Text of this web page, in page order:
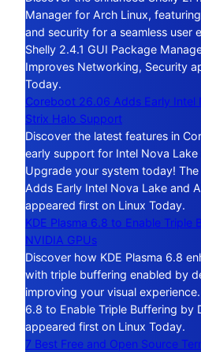
Manager for Arch Linux,
and security for a seamless user
Shelly 2.4.1 GUI Package
Improves Networking, Security
Today.
Coreboot 26.06 Adds Early Intel
Strix Halo Support
Discover the latest features in
early support for Intel Nova Lake
Upgrade your system today!
Adds Early Intel Nova Lake and
appeared first on Linux Today.
KDE Plasma 6.8 to Enable Triple
NVIDIA GPUs
Discover how KDE Plasma 6.8
with triple buffering enabled by
improving your visual
6.8 to Enable Triple Buffering by
appeared first on Linux Today.
7 Best Free and Open Source